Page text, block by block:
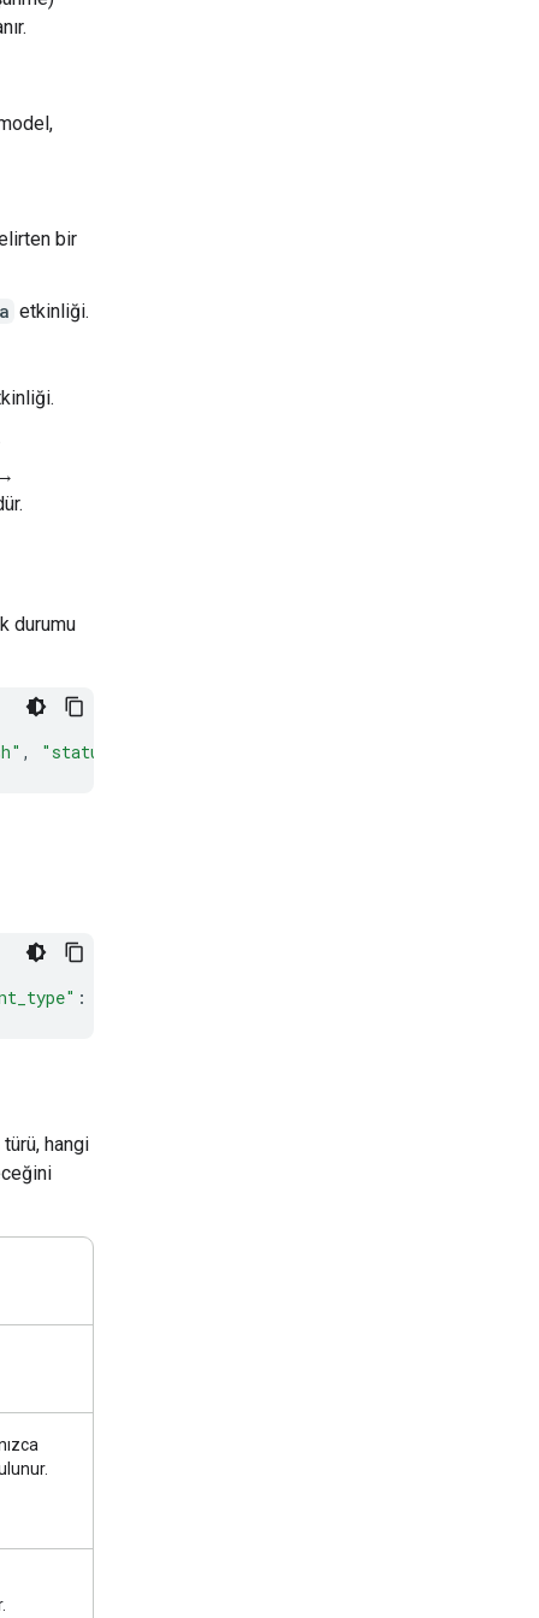
bir
etkinliği.
→
durumu
, "status"
:
türü, hangi